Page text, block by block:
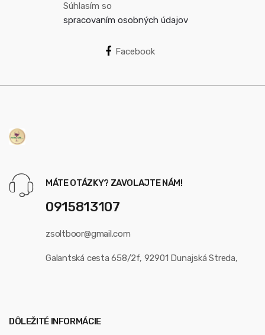
Súhlasím so
spracovaním osobných údajov
Facebook
MÁTE OTÁZKY? ZAVOLAJTE NÁM!
0915813107
zsoltboor@gmail.com
Galantská cesta 658/2f, 92901 Dunajská Streda,
DÔLEŽITÉ INFORMÁCIE